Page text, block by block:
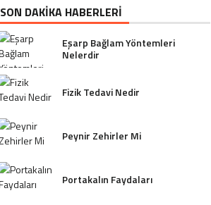
SON DAKİKA HABERLERİ
Eşarp Bağlam Yöntemleri
Nelerdir
Fizik Tedavi Nedir
Peynir Zehirler Mi
Portakalın Faydaları